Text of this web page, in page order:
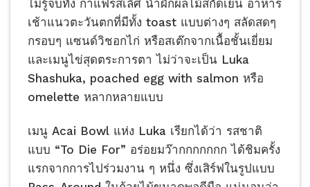
ไม่รู้จบทั้ง กาแฟรสเลิศ น้ำผักผลไม้สกัดเย็น อาหาร
เช้าแนวตะวันตกที่มีทั้ง toast แบบต่างๆ สลัดสดๆ
กรอบๆ แซนด์วิชอกไก่ หรือสเต๊กจากเนื้อชั้นเยี่ยม
และเมนูไข่สุดตระการตา ไม่ว่าจะเป็น Luka
Shashuka, poached egg with salmon หรือ
omelette หลากหลายแบบ
เมนู Acai Bowl แห่ง Luka เรียกได้ว่า รสชาติ
แบบ “To Die For” อร่อยมว๊ากกกกกกก ได้ชิมครั้ง
แรกจากการไปร่วมงาน ๆ หนึ่ง ซึ่งเสิร์ฟในรูปแบบ